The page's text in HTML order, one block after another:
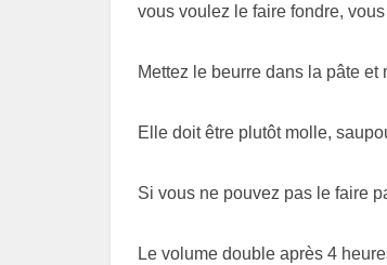
vous voulez le faire fondre,
Mettez le beurre dans la pâte et
Elle doit être plutôt molle,
Si vous ne pouvez pas le faire
Le volume double après 4